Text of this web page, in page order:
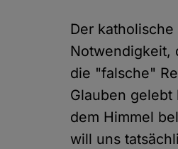
Der
Notwendigkeit,
die "falsche"
Glauben
dem Himmel
will uns